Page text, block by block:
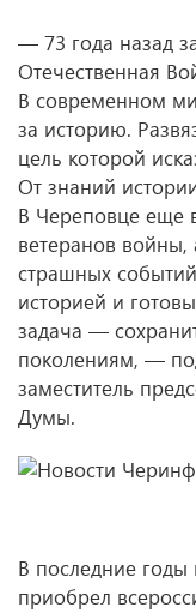
— 73 года назад
Отечественная
В современном
за историю.
цель которой
От знаний
В Череповце еще
ветеранов войны,
страшных
историей и
задача —
поколениям, —
заместитель
Думы.
В последние
приобрел